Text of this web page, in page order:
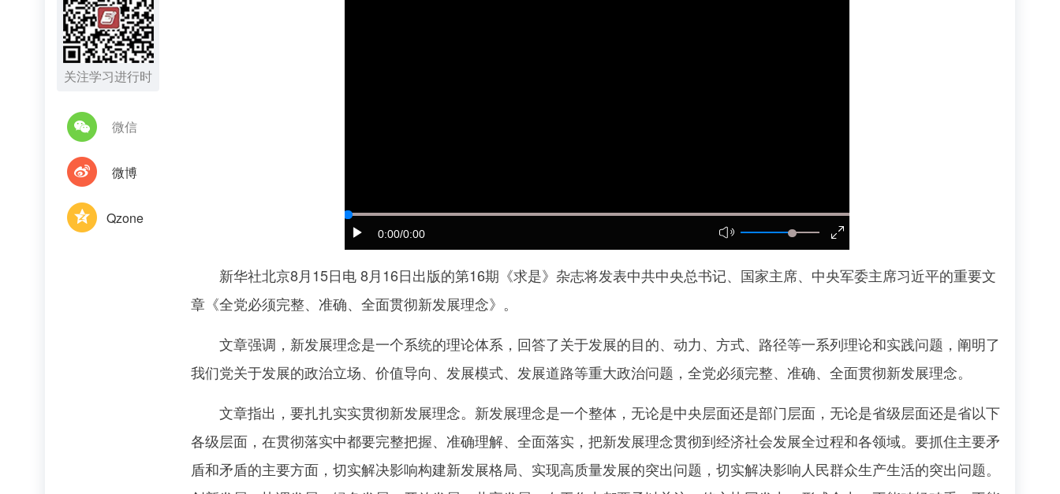
关注学习进行时
微信
微博
Qzone
0:00/0:00
新华社北京8月15日电 8月16日出版的第16期《求是》杂志将发表中共中央总书记、国家主席、中央军委主席习近平的重要文
章《全党必须完整、准确、全面贯彻新发展理念》。
文章强调，新发展理念是一个系统的理论体系，回答了关于发展的目的、动力、方式、路径等一系列理论和实践问题，阐明了
我们党关于发展的政治立场、价值导向、发展模式、发展道路等重大政治问题，全党必须完整、准确、全面贯彻新发展理念。
文章指出，要扎扎实实贯彻新发展理念。新发展理念是一个整体，无论是中央层面还是部门层面，无论是省级层面还是省以下
各级层面，在贯彻落实中都要完整把握、准确理解、全面落实，把新发展理念贯彻到经济社会发展全过程和各领域。要抓住主要矛
盾和矛盾的主要方面，切实解决影响构建新发展格局、实现高质量发展的突出问题，切实解决影响人民群众生产生活的突出问题。